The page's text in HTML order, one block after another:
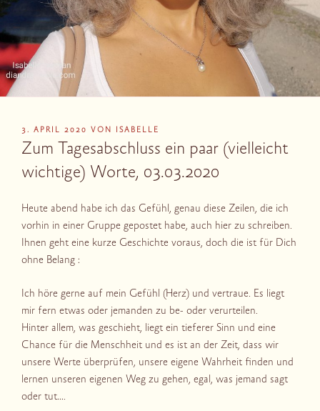
VERÖFFENTLICHT
AM
3. APRIL 2020 VON ISABELLE
Zum Tagesabschluss ein paar (vielleicht
wichtige) Worte, 03.03.2020
Heute abend habe ich das Gefühl, genau diese Zeilen, die ich
vorhin in einer Gruppe gepostet habe, auch hier zu schreiben.
Ihnen geht eine kurze Geschichte voraus, doch die ist für Dich
ohne Belang :
Ich höre gerne auf mein Gefühl (Herz) und vertraue. Es liegt
mir fern etwas oder jemanden zu be- oder verurteilen.
Hinter allem, was geschieht, liegt ein tieferer Sinn und eine
Chance für die Menschheit und es ist an der Zeit, dass wir
unsere Werte überprüfen, unsere eigene Wahrheit finden und
lernen unseren eigenen Weg zu gehen, egal, was jemand sagt
oder tut….